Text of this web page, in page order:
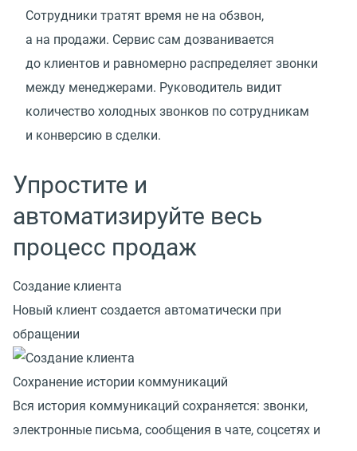
Сотрудники тратят время не на обзвон,
а на продажи. Сервис сам дозванивается
до клиентов и равномерно распределяет звонки
между менеджерами. Руководитель видит
количество холодных звонков по сотрудникам
и конверсию в сделки.
Упростите и
автоматизируйте весь
процесс продаж
Создание клиента
Новый клиент создается автоматически при
обращении
Сохранение истории коммуникаций
Вся история коммуникаций сохраняется: звонки,
электронные письма, сообщения в чате, соцсетях и